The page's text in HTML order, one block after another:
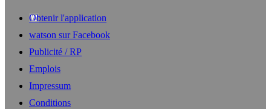
Obtenir l'application
watson sur Facebook
Publicité / RP
Emplois
Impressum
Conditions